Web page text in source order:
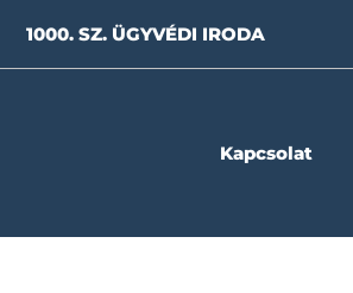
content
1000. SZ. ÜGYVÉDI IRODA
Kapcsolat